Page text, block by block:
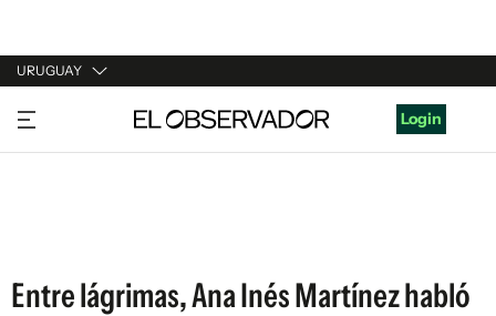
URUGUAY
URUGUAY
ARGENTINA
Login
Entre lágrimas, Ana Inés Martínez habló